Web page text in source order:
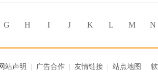
G H I J K L M N
站声明 广告合作 友情链接 站点地图